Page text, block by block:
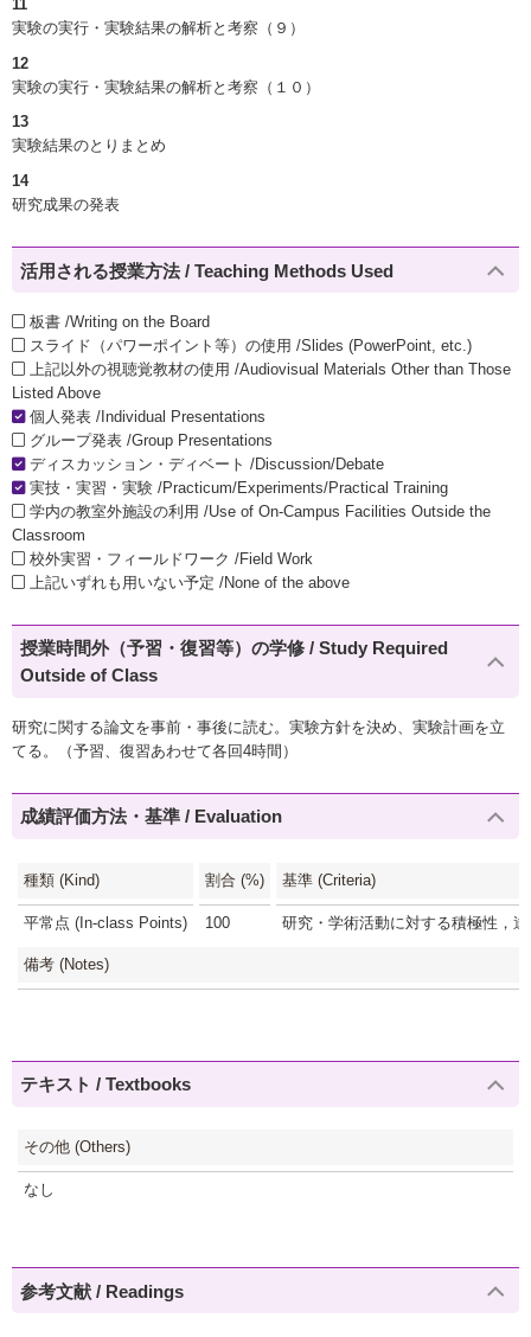
11
実験の実行・実験結果の解析と考察（９）
12
実験の実行・実験結果の解析と考察（１０）
13
実験結果のとりまとめ
14
研究成果の発表
活用される授業方法 / Teaching Methods Used
板書 /Writing on the Board
スライド（パワーポイント等）の使用 /Slides (PowerPoint, etc.)
上記以外の視聴覚教材の使用 /Audiovisual Materials Other than Those
Listed Above
個人発表 /Individual Presentations
グループ発表 /Group Presentations
ディスカッション・ディベート /Discussion/Debate
実技・実習・実験 /Practicum/Experiments/Practical Training
学内の教室外施設の利用 /Use of On-Campus Facilities Outside the
Classroom
校外実習・フィールドワーク /Field Work
上記いずれも用いない予定 /None of the above
授業時間外（予習・復習等）の学修 / Study Required
Outside of Class
研究に関する論文を事前・事後に読む。実験方針を決め、実験計画を立
てる。（予習、復習あわせて各回4時間）
成績評価方法・基準 / Evaluation
種類 (Kind) 割合 (%) 基準 (Criteria)
平常点 (In-class Points) 100 研究・学術活動に対する積極性，
備考 (Notes)
テキスト / Textbooks
その他 (Others)
なし
参考文献 / Readings